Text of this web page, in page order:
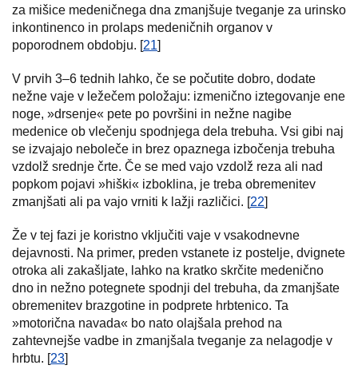
za mišice medeničnega dna zmanjšuje tveganje za urinsko
inkontinenco in prolaps medeničnih organov v
poporodnem obdobju. [21]
V prvih 3–6 tednih lahko, če se počutite dobro, dodate
nežne vaje v ležečem položaju: izmenično iztegovanje ene
noge, »drsenje« pete po površini in nežne nagibe
medenice ob vlečenju spodnjega dela trebuha. Vsi gibi naj
se izvajajo neboleče in brez opaznega izbočenja trebuha
vzdolž srednje črte. Če se med vajo vzdolž reza ali nad
popkom pojavi »hiški« izboklina, je treba obremenitev
zmanjšati ali pa vajo vrniti k lažji različici. [22]
Že v tej fazi je koristno vključiti vaje v vsakodnevne
dejavnosti. Na primer, preden vstanete iz postelje, dvignete
otroka ali zakašljate, lahko na kratko skrčite medenično
dno in nežno potegnete spodnji del trebuha, da zmanjšate
obremenitev brazgotine in podprete hrbtenico. Ta
»motorična navada« bo nato olajšala prehod na
zahtevnejše vadbe in zmanjšala tveganje za nelagodje v
hrbtu. [23]